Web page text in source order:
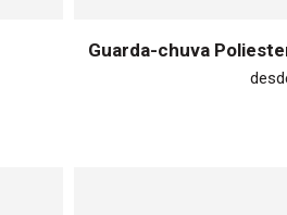
Guarda-chuva